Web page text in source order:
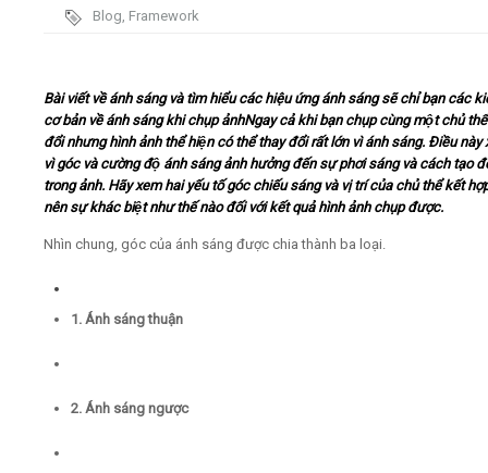
Video
Kiến thức
Liên hệ - Đăng ký
Blog, Framework
Bài viết về ánh sáng và tìm hiểu các hiệu ứng ánh sáng sẽ chỉ bạn các
cơ bản về ánh sáng khi chụp ảnhNgay cả khi bạn chụp cùng một chủ
đổi nhưng hình ảnh thể hiện có thể thay đổi rất lớn vì ánh sáng. Điều này
vì góc và cường độ ánh sáng ảnh hưởng đến sự phơi sáng và cách tạo
trong ảnh. Hãy xem hai yếu tố góc chiếu sáng và vị trí của chủ thể kết
nên sự khác biệt như thế nào đối với kết quả hình ảnh chụp được.
Nhìn chung, góc của ánh sáng được chia thành ba loại.
1. Ánh sáng thuận
2. Ánh sáng ngược